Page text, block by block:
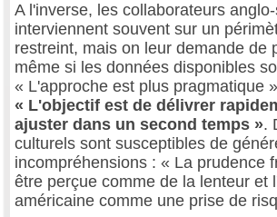
A l'inverse, les collaborateurs
interviennent souvent sur un
restreint, mais on leur demande de
même si les données disponibles
« L'approche est plus pragmatique
« L'objectif est de délivrer
ajuster dans un second temps ».
culturels sont susceptibles de
incompréhensions : « La prudence
être perçue comme de la lenteur et
américaine comme une prise de